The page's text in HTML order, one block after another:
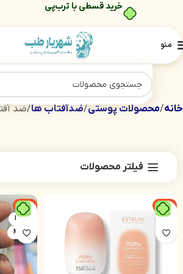
خرید قسطی با ترب‌پی
منو
خانه محصولات پوستی ضدآفتاب ها ضد
فیلتر محصولات
-8%
-2%
ISDIN
50 ML